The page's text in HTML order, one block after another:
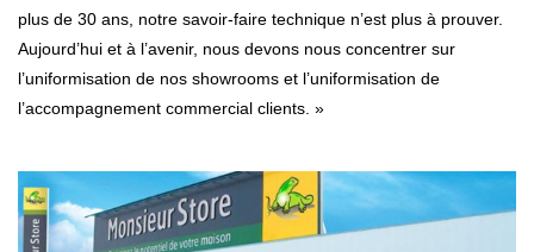
plus de 30 ans, notre savoir-faire technique n’est plus à prouver.
Aujourd’hui et à l’avenir, nous devons nous concentrer sur
l’uniformisation de nos showrooms et l’uniformisation de
l’accompagnement commercial clients. »